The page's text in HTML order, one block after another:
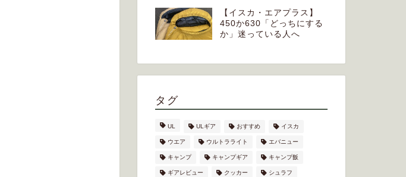
【イスカ・エアプラス】
450か630「どっちにする
か」迷っている人へ
タグ
UL ULギア おすすめ イスカ
ウエア ウルトラライト エバニュー
キャンプ キャンプギア キャンプ飯
ギアレビュー クッカー シュラフ